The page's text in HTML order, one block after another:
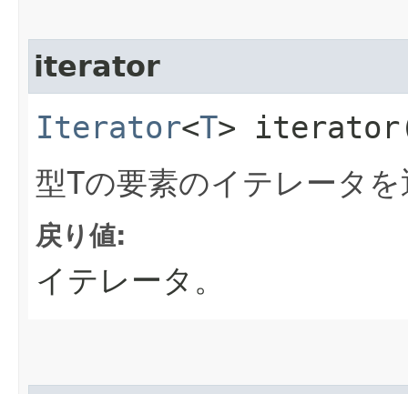
iterator
Iterator<T>
型Tの要素のイテレータ
戻り値:
イテレータ。